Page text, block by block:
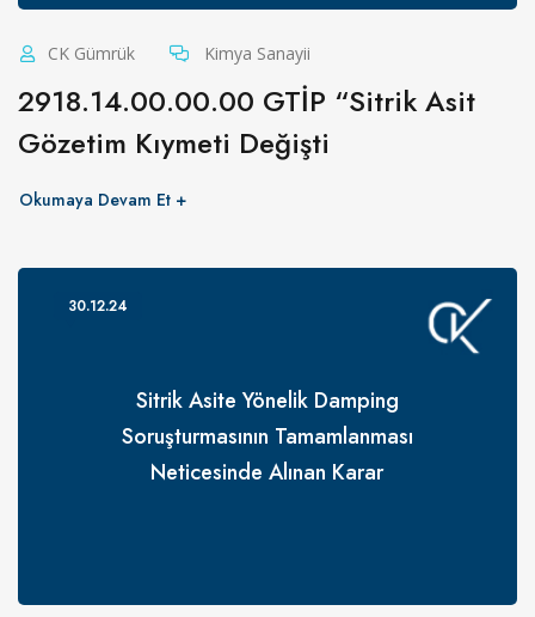
CK Gümrük Kimya Sanayii
2918.14.00.00.00 GTİP “Sitrik Asit
Gözetim Kıymeti Değişti
Okumaya Devam Et
Sitrik Asite Yönelik Damping
Soruşturmasının Tamamlanması
Neticesinde Alınan Karar
30.12.24